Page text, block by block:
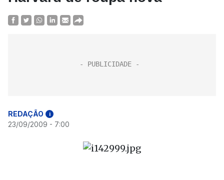
REDAÇÃO i
23/09/2009 - 7:00